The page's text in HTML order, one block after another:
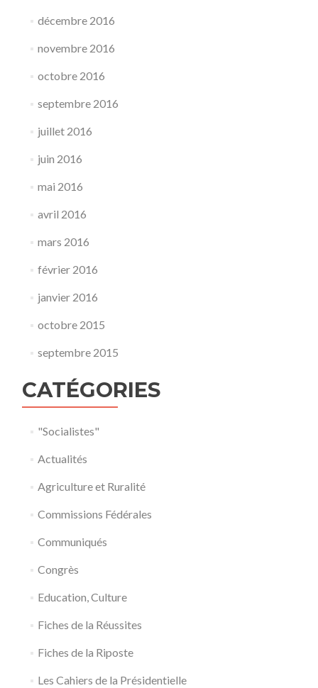
décembre 2016
novembre 2016
octobre 2016
septembre 2016
juillet 2016
juin 2016
mai 2016
avril 2016
mars 2016
février 2016
janvier 2016
octobre 2015
septembre 2015
CATÉGORIES
"Socialistes"
Actualités
Agriculture et Ruralité
Commissions Fédérales
Communiqués
Congrès
Education, Culture
Fiches de la Réussites
Fiches de la Riposte
Les Cahiers de la Présidentielle